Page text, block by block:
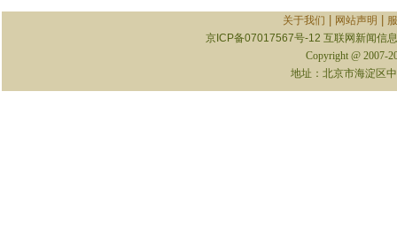
关于我们 网站声明
京ICP备07017567号-12 互联网新闻信
Copyright @ 2007-
地址：北京市海淀区